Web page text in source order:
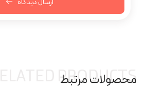
محصولات مرتبط
RELATED PRODUCTS